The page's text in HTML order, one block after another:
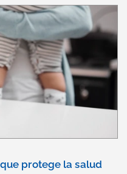
protege la salud